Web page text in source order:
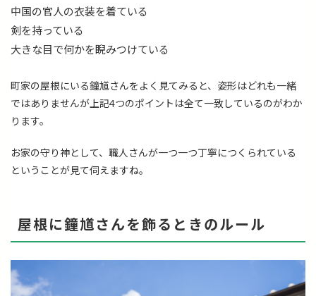
中国の官人の衣装を着ている
剣を持っている
大きな目で何かを睨みつけている
町家の屋根にいる鐘馗さんをよく見てみると、姿形はどれも一緒
ではありませんが上記4つのポイントは全て一致しているのがわか
ります。
お家の守り神として、職人さんが一つ一つ丁寧につくられている
ということが見て伺えますね。
屋根に鐘馗さんを飾るときのルール